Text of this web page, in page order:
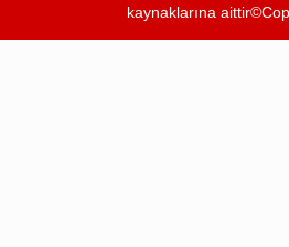
kaynaklarına